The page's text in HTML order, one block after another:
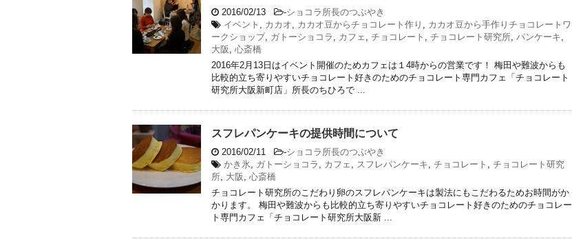
2016/02/13 -ショコラ所長のつぶやき
イベント
カカオ カカオ豆からチョコレート作り
カカオ豆から手作りチョコレートワ
ークショップ, ガトーショコラ カフェ チョコレート チョコレート研究所 パンケーキ
大阪
心斎橋
2016年2月13日はイベント開催のためカフェは１4時からの営業です！ 梅田や難波からも
比較的立ち寄りやすいチョコレート好きのためのチョコレート専門カフェ「チョコレート
研究所大阪新町店」所長のちひろで ...
スフレパンケーキの提供時間について
2016/02/11 -ショコラ所長のつぶやき
かき氷
ガトーショコラ カフェ スフレパンケーキ チョコレート
チョコレート研究
所 大阪
心斎橋
チョコレート研究所のこだわり卵のスフレパンケーキは製法にもこだわるためお時間がか
かります。 梅田や難波からも比較的立ち寄りやすいチョコレート好きのためのチョコレー
ト専門カフェ「チョコレート研究所大阪新 ...